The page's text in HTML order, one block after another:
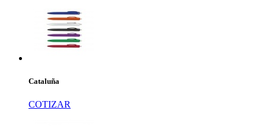
Cataluña
COTIZAR